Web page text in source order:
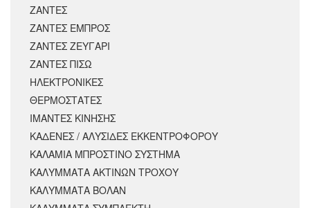
ΖΑΝΤΕΣ
ΖΑΝΤΕΣ ΕΜΠΡΟΣ
ΖΑΝΤΕΣ ΖΕΥΓΑΡΙ
ΖΑΝΤΕΣ ΠΙΣΩ
ΗΛΕΚΤΡΟΝΙΚΕΣ
ΘΕΡΜΟΣΤΑΤΕΣ
ΙΜΑΝΤΕΣ ΚΙΝΗΣΗΣ
ΚΑΔΕΝΕΣ / ΑΛΥΣΙΔΕΣ ΕΚΚΕΝΤΡΟΦΟΡΟΥ
ΚΑΛΑΜΙΑ ΜΠΡΟΣΤΙΝΟ ΣΥΣΤΗΜΑ
ΚΑΛΥΜΜΑΤΑ ΑΚΤΙΝΩΝ ΤΡΟΧΟΥ
ΚΑΛΥΜΜΑΤΑ ΒΟΛΑΝ